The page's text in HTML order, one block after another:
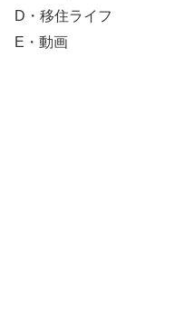
D・移住ライフ
E・動画